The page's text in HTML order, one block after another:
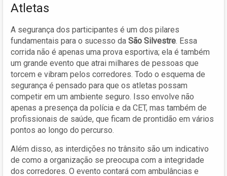
Atletas
A segurança dos participantes é um dos pilares
fundamentais para o sucesso da São Silvestre. Essa
corrida não é apenas uma prova esportiva; ela é também
um grande evento que atrai milhares de pessoas que
torcem e vibram pelos corredores. Todo o esquema de
segurança é pensado para que os atletas possam
competir em um ambiente seguro. Isso envolve não
apenas a presença da polícia e da CET, mas também de
profissionais de saúde, que ficam de prontidão em vários
pontos ao longo do percurso.
Além disso, as interdições no trânsito são um indicativo
de como a organização se preocupa com a integridade
dos corredores. O evento contará com ambulâncias e